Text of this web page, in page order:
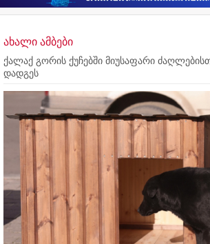
ახალი ამბები
ქალაქ გორის ქუჩებში მიუსაფარი
დადგეს